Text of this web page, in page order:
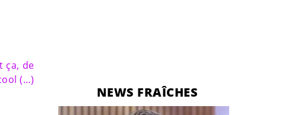
ça, de
(…)
NEWS FRAÎCHES